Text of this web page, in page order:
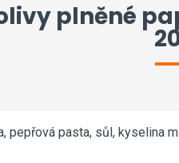
bonbony
eukalyptové
plněné
pepřová pasta, sůl, kyselina